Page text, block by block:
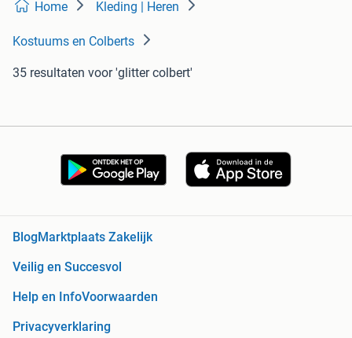
Home Kleding | Heren
Kostuums en Colberts
35 resultaten voor 'glitter colbert'
BlogMarktplaats Zakelijk
Veilig en Succesvol
Help en InfoVoorwaarden
Privacyverklaring